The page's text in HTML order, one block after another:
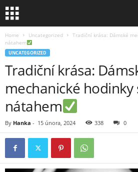
Home Uncategorized
Tradiční krása: Dámské
nátahem
UNCATEGORIZED
Tradiční krása:
mechanické hodinky
nátahem
By Hanka - 15 února, 2024 338 0